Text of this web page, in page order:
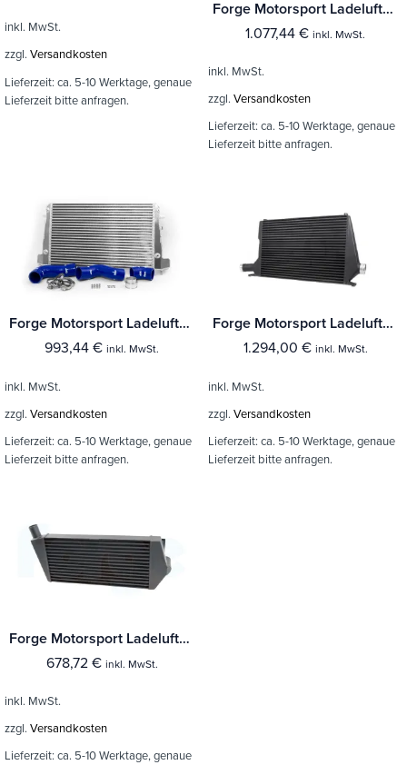
inkl. MwSt.
zzgl. Versandkosten
Lieferzeit: ca. 5-10 Werktage, genaue
Lieferzeit bitte anfragen.
Forge Motorsport Ladeluftkühler Peugeot 208
1.077,44 € inkl. MwSt.
inkl. MwSt.
zzgl. Versandkosten
Lieferzeit: ca. 5-10 Werktage, genaue
Lieferzeit bitte anfragen.
Forge Motorsport Ladeluftkühler VAG 2,0 z.B. Golf 5 & 6 GTI
993,44 € inkl. MwSt.
inkl. MwSt.
zzgl. Versandkosten
Lieferzeit: ca. 5-10 Werktage, genaue
Lieferzeit bitte anfragen.
Forge Motorsport Ladeluftkühler Audi S4 B9
1.294,00 € inkl. MwSt.
inkl. MwSt.
zzgl. Versandkosten
Lieferzeit: ca. 5-10 Werktage, genaue
Lieferzeit bitte anfragen.
Forge Motorsport Ladeluftkühler Renault Megane
678,72 € inkl. MwSt.
inkl. MwSt.
zzgl. Versandkosten
Lieferzeit: ca. 5-10 Werktage, genaue